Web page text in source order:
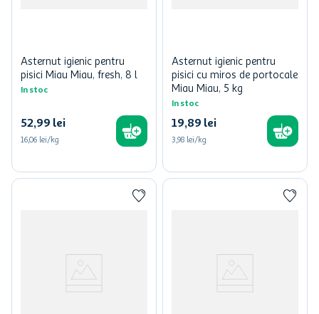
Asternut igienic pentru
pisici Miau Miau, fresh, 8 l
In stoc
52,99 lei
16,06 lei/kg
Asternut igienic pentru
pisici cu miros de portocale
Miau Miau, 5 kg
In stoc
19,89 lei
3,98 lei/kg